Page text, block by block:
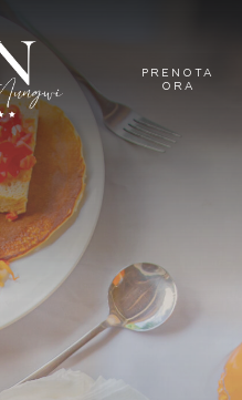
PRENOTA
ORA